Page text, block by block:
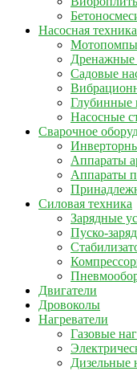
Насосная техника
Мотопомпы
Дренажные
Садовые
Глубинные
Насосные
Сварочное
Аппараты
Аппараты
Силовая техника
Зарядные
Пуско-
Двигатели
Дровоколы
Нагреватели
Газовые
Дизельные